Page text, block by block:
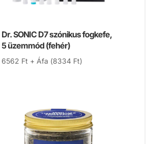
Dr. SONIC D7 szónikus fogkefe,
5 üzemmód (fehér)
6562 Ft + Áfa (8334 Ft)